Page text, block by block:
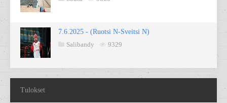
7.6.2025 - (Ruotsi N-Sveitsi N)
Salibandy
9329
Tulokset